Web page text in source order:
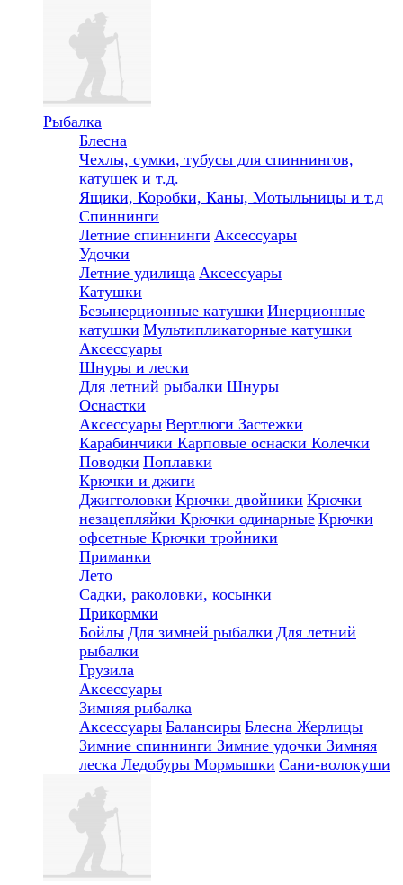
Рыбалка
Блесна
Чехлы, сумки, тубусы для спиннингов,
катушек и т.д.
Ящики, Коробки, Каны, Мотыльницы и т.д
Спиннинги
Летние спиннинги Аксессуары
Удочки
Летние удилища Аксессуары
Катушки
Безынерционные катушки Инерционные
катушки Мультипликаторные катушки
Аксессуары
Шнуры и лески
Для летний рыбалки Шнуры
Оснастки
Аксессуары Вертлюги Застежки
Карабинчики Карповые оснаски Колечки
Поводки Поплавки
Крючки и джиги
Джигголовки Крючки двойники Крючки
незацепляйки Крючки одинарные Крючки
офсетные Крючки тройники
Приманки
Лето
Садки, раколовки, косынки
Прикормки
Бойлы Для зимней рыбалки Для летний
рыбалки
Грузила
Аксессуары
Зимняя рыбалка
Аксессуары Балансиры Блесна Жерлицы
Зимние спиннинги Зимние удочки Зимняя
леска Ледобуры Мормышки Сани-волокуши